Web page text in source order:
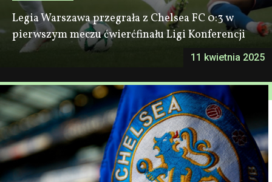
11 kwietnia 2025
Legia Warszawa przegrała z Chelsea FC 0:3 w
pierwszym meczu ćwierćfinału Ligi Konferencji